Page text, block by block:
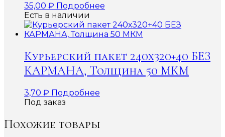
35,00 ₽ Подробнее
Есть в наличии
Курьерский пакет 240х320+40 БЕЗ
КАРМАНА, Толщина 50 МКМ
3,70 ₽ Подробнее
Под заказ
Похожие товары